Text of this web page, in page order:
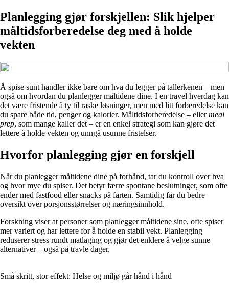
Planlegging gjør forskjellen: Slik hjelper
måltidsforberedelse deg med å holde
vekten
Å spise sunt handler ikke bare om hva du legger på tallerkenen – men
også om hvordan du planlegger måltidene dine. I en travel hverdag kan
det være fristende å ty til raske løsninger, men med litt forberedelse kan
du spare både tid, penger og kalorier. Måltidsforberedelse – ellermeal
prep, som mange kaller det – er en enkel strategi som kan gjøre det
lettere å holde vekten og unngå usunne fristelser.
Hvorfor planlegging gjør en forskjell
Når du planlegger måltidene dine på forhånd, tar du kontroll over hva
og hvor mye du spiser. Det betyr færre spontane beslutninger, som ofte
ender med fastfood eller snacks på farten. Samtidig får du bedre
oversikt over porsjonsstørrelser og næringsinnhold.
Forskning viser at personer som planlegger måltidene sine, ofte spiser
mer variert og har lettere for å holde en stabil vekt. Planlegging
reduserer stress rundt matlaging og gjør det enklere å velge sunne
alternativer – også på travle dager.
Små skritt, stor effekt: Helse og miljø går hånd i hånd